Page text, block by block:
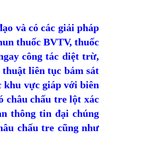
và có các giải pháp
thuốc BVTV, thuốc
công tác diệt trừ,
liên tục bám sát
khu vực giáp với biên
châu chấu tre lột xác
thông tin đại chúng
chấu tre cũng như